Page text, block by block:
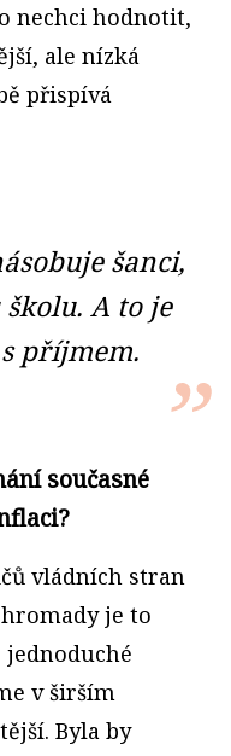
nechci hodnotit,
ale nízká
přispívá
šanci,
A to je
příjmem.
současné
vládních stran
je to
v širším
Byla by